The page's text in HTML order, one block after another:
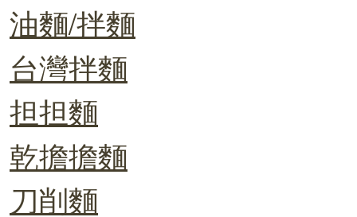
油麵/拌麵
台灣拌麵
担担麵
乾擔擔麵
刀削麵